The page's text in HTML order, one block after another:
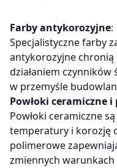
Farby antykorozyjne:
Specjalistyczne farby
antykorozyjne
działaniem
w przemyśle
Powłoki ceramiczne
Powłoki ceramiczne
temperatury i korozję
polimerowe
zmiennych